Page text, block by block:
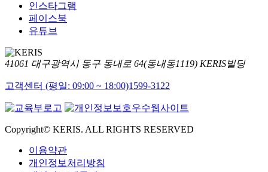
인스타그램
페이스북
유튜브
41061 대구광역시 동구 동내로 64(동내동1119) KERIS빌딩
고객센터 (평일: 09:00 ~ 18:00)1599-3122
Copyright© KERIS. ALL RIGHTS RESERVED
이용약관
개인정보처리방침